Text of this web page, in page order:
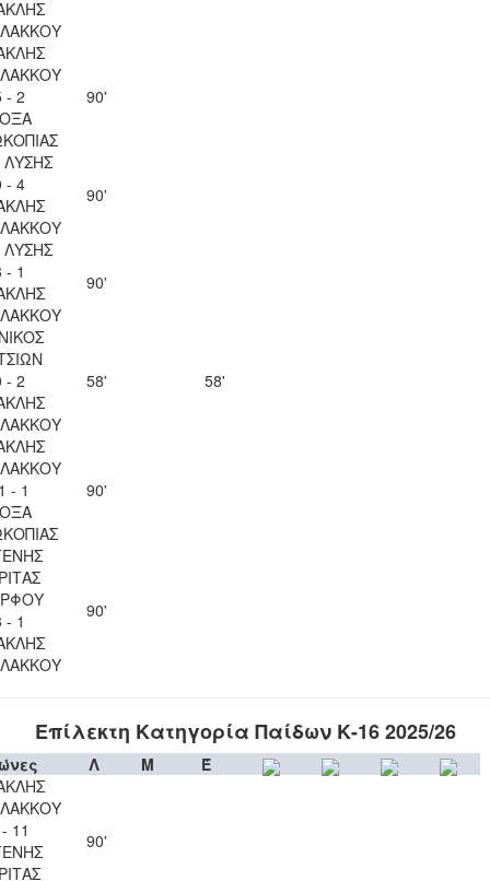
- 2
90'
ΛΥΣΗΣ
- 4
90'
ΛΥΣΗΣ
- 1
90'
- 2
58' 58'
- 1
90'
- 1
90'
Επίλεκτη Κατηγορία Παίδων Κ-16 2025/26
Λ Μ
Έ
11
90'